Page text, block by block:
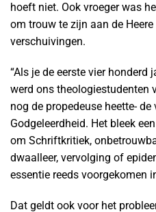
hoeft niet. Ook vroeger was
om trouw te zijn aan de
verschuivingen.
“Als je de eerste vier honderd
werd ons theologiestudenten
nog de propedeuse heette-
Godgeleerdheid. Het bleek
om Schriftkritiek,
dwaalleer, vervolging of
essentie reeds voorgekomen
Dat geldt ook voor het